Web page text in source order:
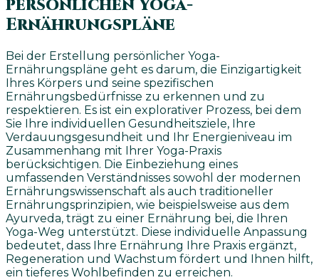
persönlichen Yoga-
Ernährungspläne
Bei der Erstellung persönlicher Yoga-
Ernährungspläne geht es darum, die Einzigartigkeit
Ihres Körpers und seine spezifischen
Ernährungsbedürfnisse zu erkennen und zu
respektieren. Es ist ein explorativer Prozess, bei dem
Sie Ihre individuellen Gesundheitsziele, Ihre
Verdauungsgesundheit und Ihr Energieniveau im
Zusammenhang mit Ihrer Yoga-Praxis
berücksichtigen. Die Einbeziehung eines
umfassenden Verständnisses sowohl der modernen
Ernährungswissenschaft als auch traditioneller
Ernährungsprinzipien, wie beispielsweise aus dem
Ayurveda, trägt zu einer Ernährung bei, die Ihren
Yoga-Weg unterstützt. Diese individuelle Anpassung
bedeutet, dass Ihre Ernährung Ihre Praxis ergänzt,
Regeneration und Wachstum fördert und Ihnen hilft,
ein tieferes Wohlbefinden zu erreichen.